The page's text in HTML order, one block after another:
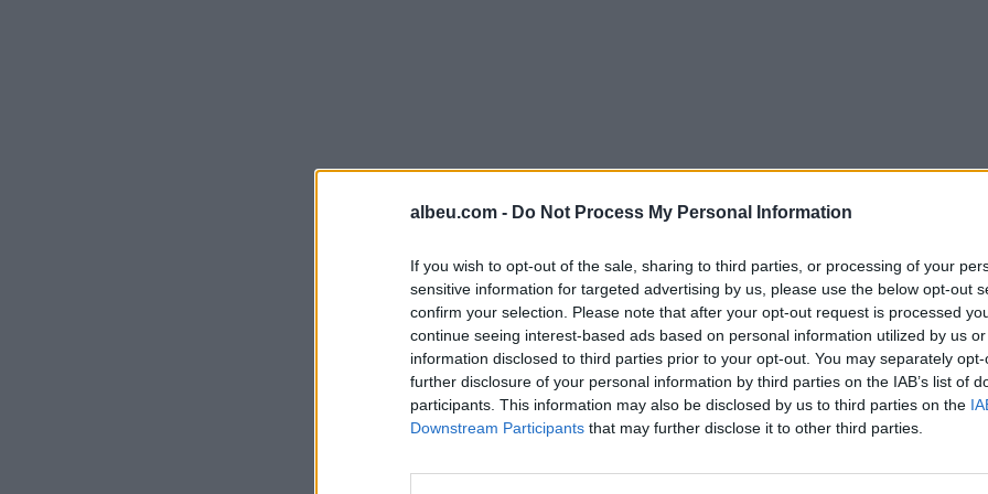
albeu.com - Do Not Process My Personal Information
If you wish to opt-out of the sale, sharing to third parties, or processing of your
sensitive information for targeted advertising by us, please use the below opt-out
confirm your selection. Please note that after your opt-out request is processed
continue seeing interest-based ads based on personal information utilized by us
information disclosed to third parties prior to your opt-out. You may separately
further disclosure of your personal information by third parties on the IAB’s list of
participants. This information may also be disclosed by us to third parties on the
Downstream Participants that may further disclose it to other third parties.